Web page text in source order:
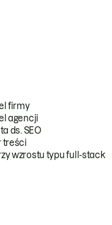
firmy
agencji
ds. SEO
treści
wzrostu typu full-stack